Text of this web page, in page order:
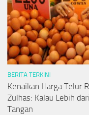
BERITA TERKINI
Kenaikan Harga Telur
Zulhas: Kalau Lebih
Tangan